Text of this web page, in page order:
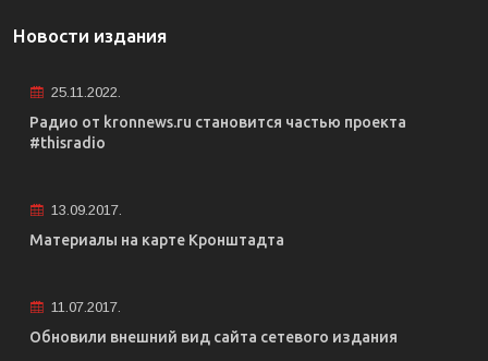
Новости издания
25.11.2022.
Радио от kronnews.ru становится частью проекта
#thisradio
13.09.2017.
Материалы на карте Кронштадта
11.07.2017.
Обновили внешний вид сайта сетевого издания